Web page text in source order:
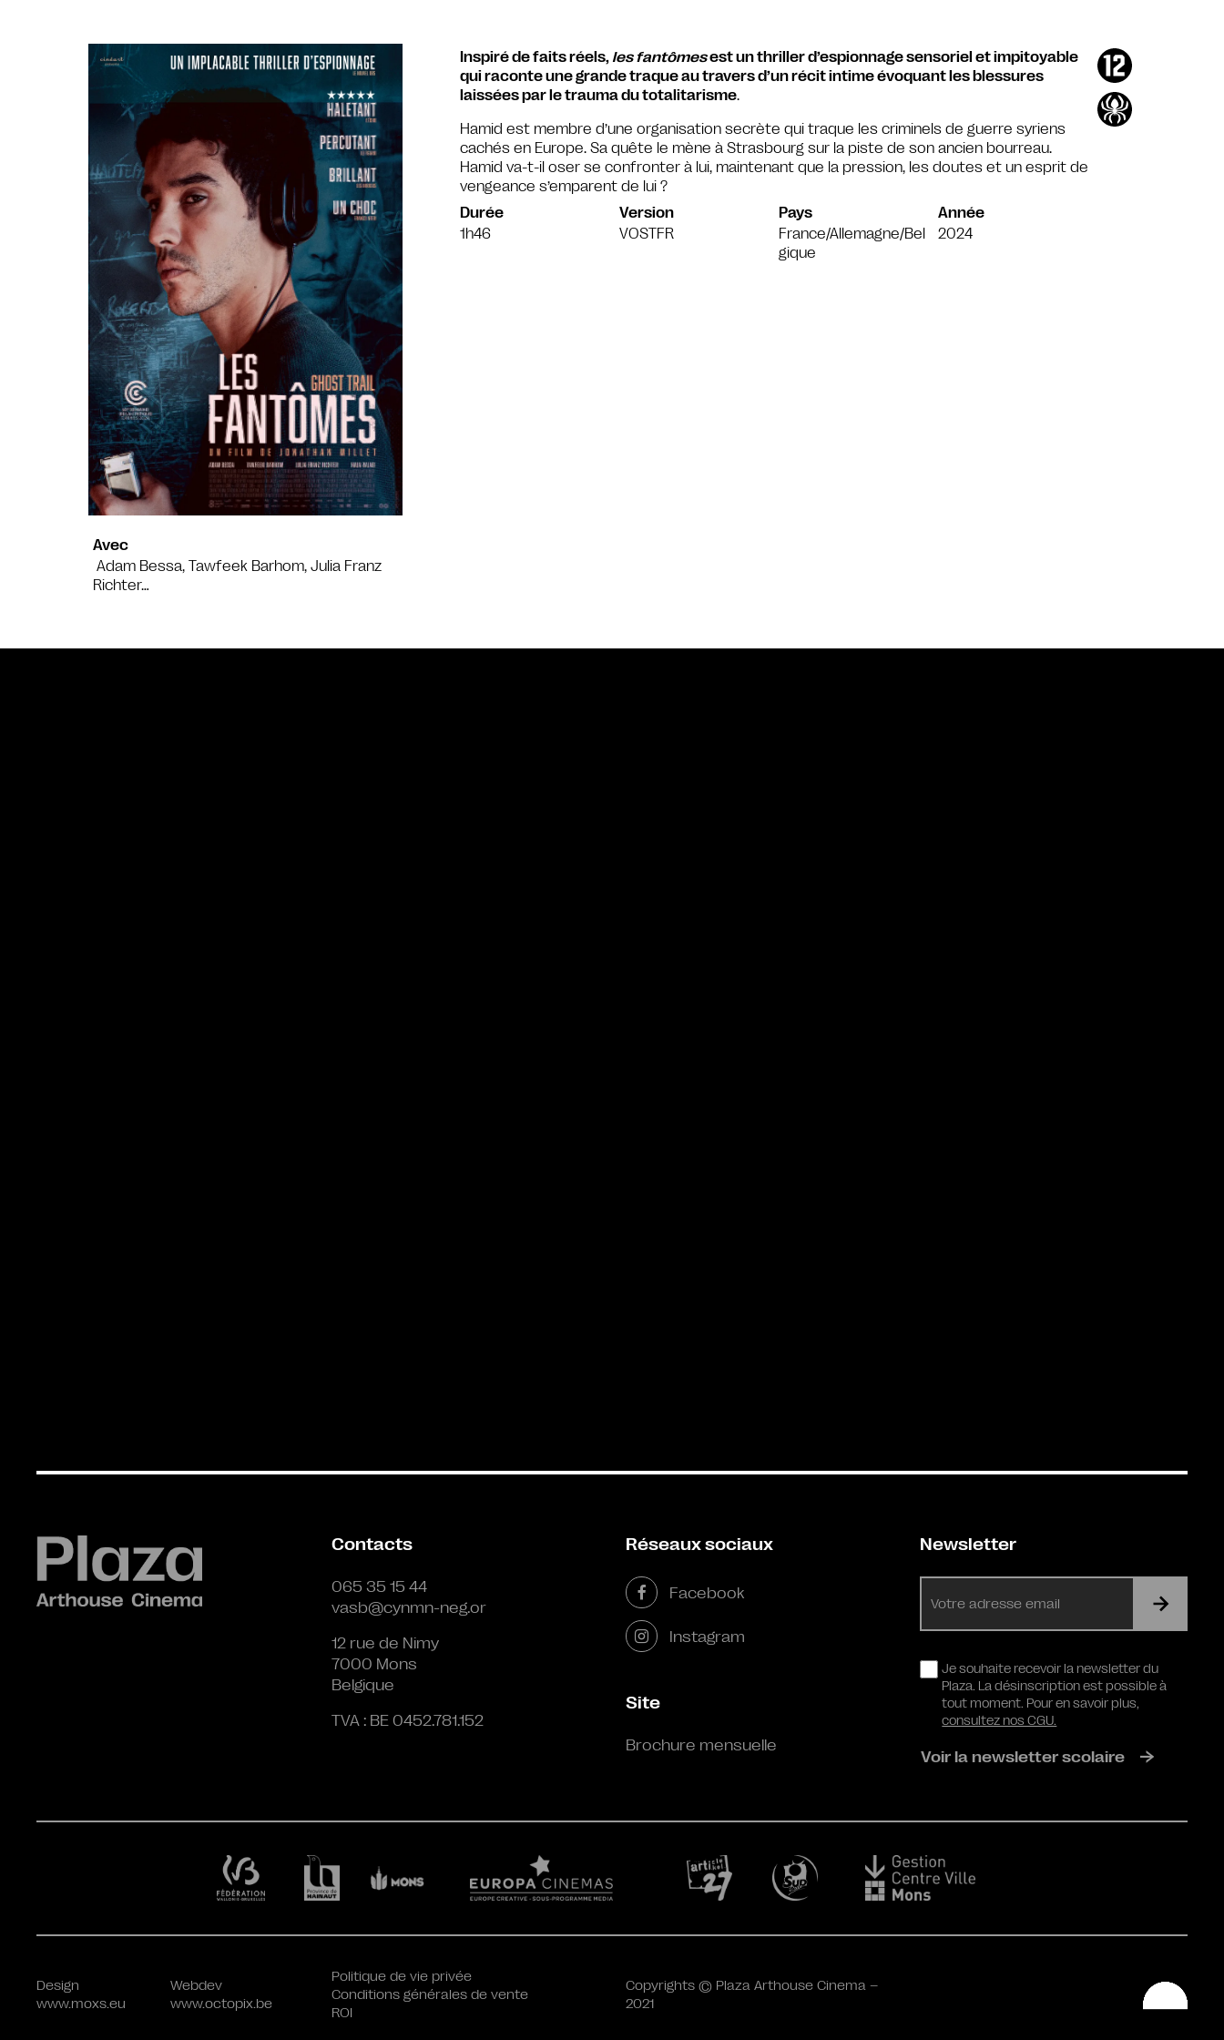
Avec
Adam Bessa, Tawfeek Barhom, Julia Franz
Richter…
Inspiré de faits réels,les fantômesest un thriller d’espionnage sensoriel et impitoyable
qui raconte une grande traque au travers d’un récit intime évoquant les blessures
laissées par le trauma du totalitarisme.
Hamid est membre d’une organisation secrète qui traque les criminels de guerre syriens
cachés en Europe. Sa quête le mène à Strasbourg sur la piste de son ancien bourreau.
Hamid va-t-il oser se confronter à lui, maintenant que la pression, les doutes et un esprit de
vengeance s’emparent de lui ?
Durée
1h46
Version
VOSTFR
Pays
France/Allemagne/Bel
gique
Année
2024
Contacts
065 35 15 44
vasb@cynmn-neg.or
12 rue de Nimy
7000 Mons
Belgique
TVA : BE 0452.781.152
Réseaux sociaux
Facebook
Instagram
Site
Brochure mensuelle
Newsletter
mail
RGPDJe souhaite recevoir la newsletter du
Plaza. La désinscription est possible à
tout moment. Pour en savoir plus,
consultez nos CGU.
Voir la newsletter scolaire
Design
www.moxs.eu
Webdev
www.octopix.be
Politique de vie privée
Conditions générales de vente
ROI
Copyrights © Plaza Arthouse Cinema –
2021